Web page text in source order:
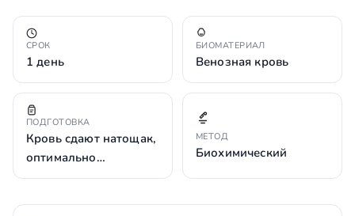
СРОК
1 день
БИОМАТЕРИАЛ
Венозная кровь
ПОДГОТОВКА
Кровь сдают натощак,
оптимально…
МЕТОД
Биохимический